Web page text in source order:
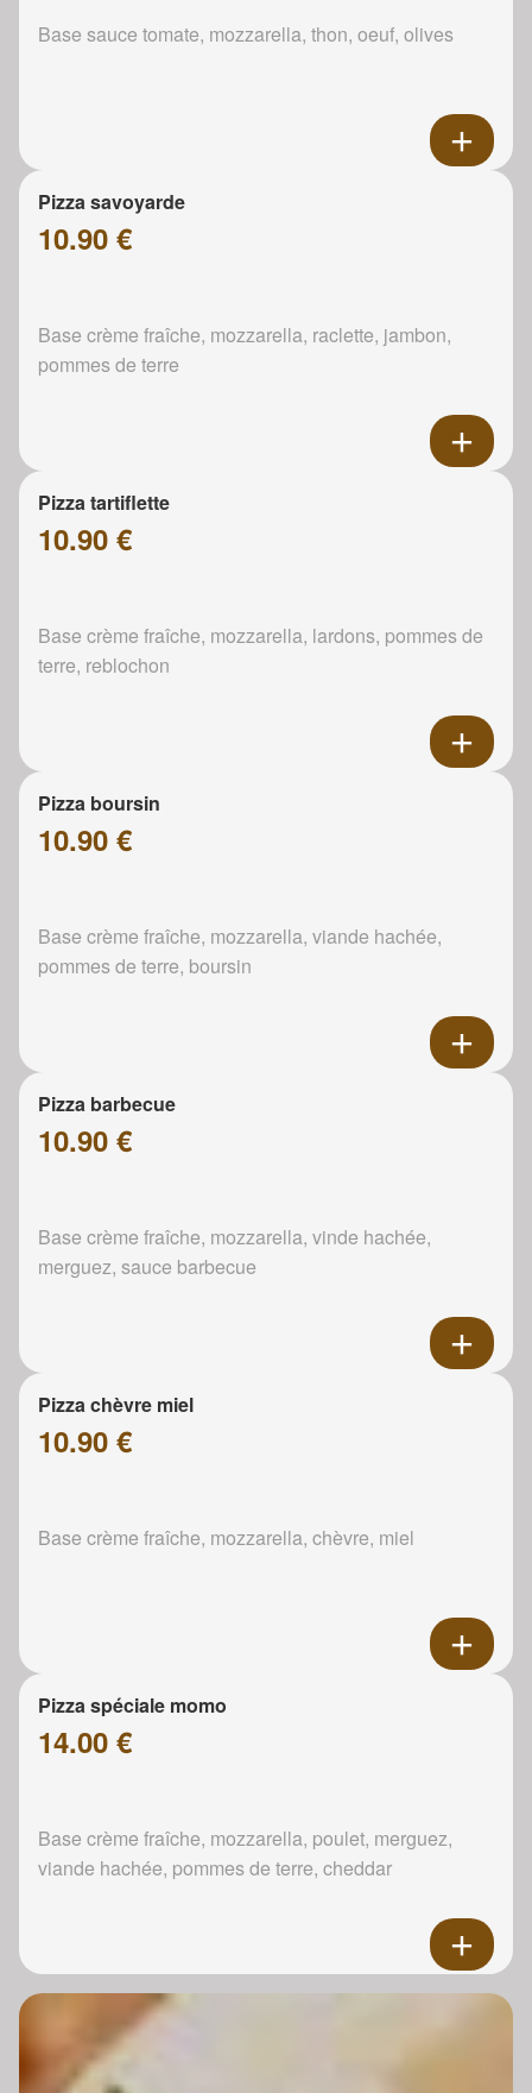
Base sauce tomate, mozzarella, thon, oeuf, olives
Pizza savoyarde
10.90 €
Base crème fraîche, mozzarella, raclette, jambon,
pommes de terre
Pizza tartiflette
10.90 €
Base crème fraîche, mozzarella, lardons, pommes de
terre, reblochon
Pizza boursin
10.90 €
Base crème fraîche, mozzarella, viande hachée,
pommes de terre, boursin
Pizza barbecue
10.90 €
Base crème fraîche, mozzarella, vinde hachée,
merguez, sauce barbecue
Pizza chèvre miel
10.90 €
Base crème fraîche, mozzarella, chèvre, miel
Pizza spéciale momo
14.00 €
Base crème fraîche, mozzarella, poulet, merguez,
viande hachée, pommes de terre, cheddar